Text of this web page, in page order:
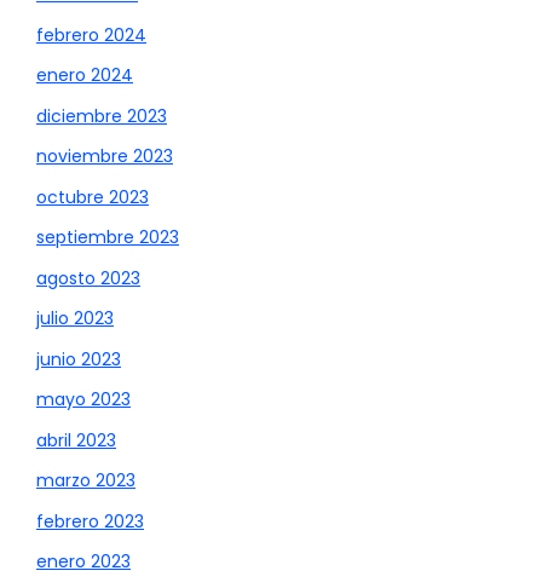
febrero 2024
enero 2024
diciembre 2023
noviembre 2023
octubre 2023
septiembre 2023
agosto 2023
julio 2023
junio 2023
mayo 2023
abril 2023
marzo 2023
febrero 2023
enero 2023